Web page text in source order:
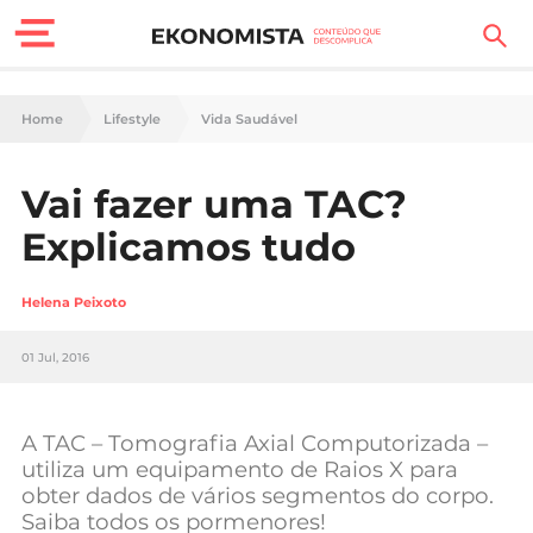
Finanças Pessoais
Carreira
Casa
Tecnologia
Negócios
Home Lifestyle Vida Saudável
Vai fazer uma TAC?
Explicamos tudo
Helena Peixoto
01 Jul, 2016
A TAC – Tomografia Axial Computorizada –
utiliza um equipamento de Raios X para
obter dados de vários segmentos do corpo.
Saiba todos os pormenores!